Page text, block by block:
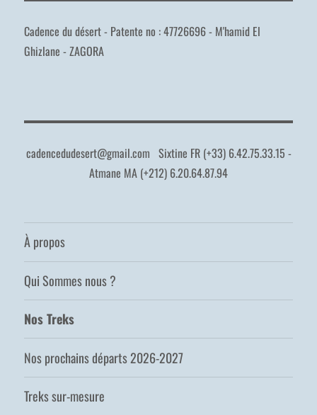
Cadence du désert - Patente no : 47726696 - M'hamid El
Ghizlane - ZAGORA
cadencedudesert@gmail.com Sixtine FR (+33) 6.42.75.33.15 -
Atmane MA (+212) 6.20.64.87.94
À propos
Qui Sommes nous ?
Nos Treks
Nos prochains départs 2026-2027
Treks sur-mesure